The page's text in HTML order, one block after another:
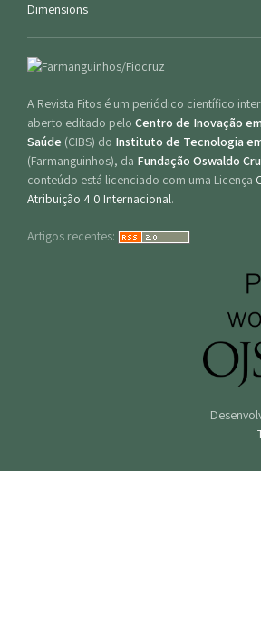
Dimensions
A Revista Fitos é um periódico científico
aberto editado pelo Centro de Inovação
Saúde (CIBS) do Instituto de Tecnologia
(Farmanguinhos), da Fundação Oswaldo
conteúdo está licenciado com uma Licença
Atribuição 4.0 Internacional.
Artigos recentes: